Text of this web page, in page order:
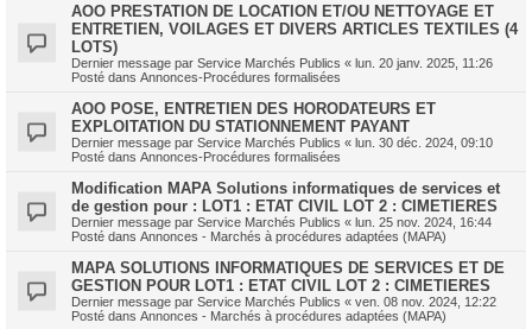
AOO PRESTATION DE LOCATION ET/OU NETTOYAGE ET
ENTRETIEN, VOILAGES ET DIVERS ARTICLES TEXTILES (4
LOTS)
Dernier message par Service Marchés Publics « lun. 20 janv. 2025, 11:26
Posté dans Annonces-Procédures formalisées
AOO POSE, ENTRETIEN DES HORODATEURS ET
EXPLOITATION DU STATIONNEMENT PAYANT
Dernier message par Service Marchés Publics « lun. 30 déc. 2024, 09:10
Posté dans Annonces-Procédures formalisées
Modification MAPA Solutions informatiques de services et
de gestion pour : LOT1 : ETAT CIVIL LOT 2 : CIMETIERES
Dernier message par Service Marchés Publics « lun. 25 nov. 2024, 16:44
Posté dans Annonces - Marchés à procédures adaptées (MAPA)
MAPA SOLUTIONS INFORMATIQUES DE SERVICES ET DE
GESTION POUR LOT1 : ETAT CIVIL LOT 2 : CIMETIERES
Dernier message par Service Marchés Publics « ven. 08 nov. 2024, 12:22
Posté dans Annonces - Marchés à procédures adaptées (MAPA)